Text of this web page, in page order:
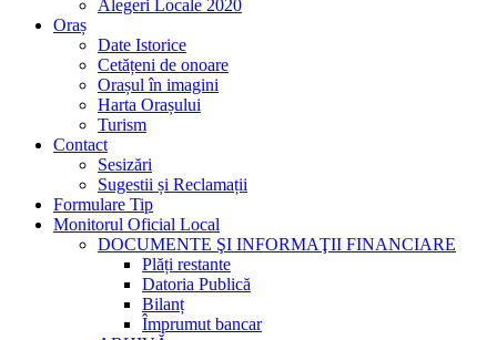
Alegeri Locale 2020
Oraș
Date Istorice
Cetățeni de onoare
Orașul în imagini
Harta Orașului
Turism
Contact
Sesizări
Sugestii și Reclamații
Formulare Tip
Monitorul Oficial Local
DOCUMENTE ŞI INFORMAŢII FINANCIARE
Plăți restante
Datoria Publică
Bilanț
Împrumut bancar